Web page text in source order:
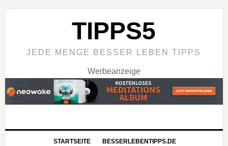
TIPPS5
JEDE MENGE BESSER LEBEN TIPPS
Werbeanzeige
STARTSEITE BESSERLEBENTIPPS.DE